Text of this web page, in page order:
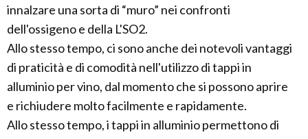
innalzare una sorta di “muro” nei confronti
dell'ossigeno e della L'SO2.
Allo stesso tempo, ci sono anche dei notevoli vantaggi
di praticità e di comodità nell'utilizzo di tappi in
alluminio per vino, dal momento che si possono aprire
e richiudere molto facilmente e rapidamente.
Allo stesso tempo, i tappi in alluminio permettono di